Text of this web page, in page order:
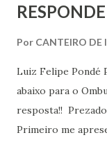
RESPONDE
Por CANTEIRO DE
Luiz Felipe Pondé
abaixo para o
resposta!!
Primeiro me